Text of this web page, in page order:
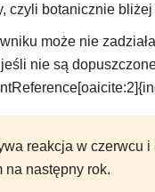
czyli botanicznie
może nie
nie są
reakcja w czerwcu
na następny rok.